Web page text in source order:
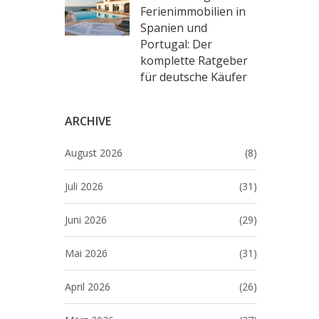
Ferienimmobilien in
Spanien und
Portugal: Der
komplette Ratgeber
für deutsche Käufer
ARCHIVE
August 2026 (8)
Juli 2026 (31)
Juni 2026 (29)
Mai 2026 (31)
April 2026 (26)